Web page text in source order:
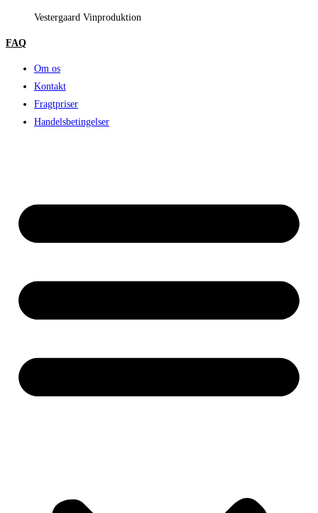
Vestergaard Vinproduktion
FAQ
Om os
Kontakt
Fragtpriser
Handelsbetingelser